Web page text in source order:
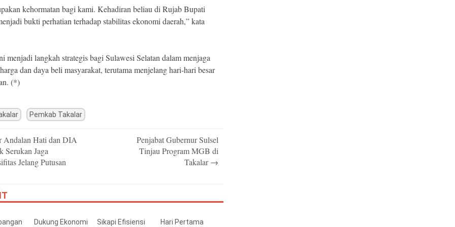
kehormatan bagi kami. Kehadiran beliau di Rujab Bupati
bukti perhatian terhadap stabilitas ekonomi daerah,” kata
menjadi langkah strategis bagi Sulawesi Selatan dalam menjaga
dan daya beli masyarakat, terutama menjelang hari-hari besar
(*)
Pemkab Takalar
Andalan Hati dan DIA
Serukan Jaga
Jelang Putusan
Penjabat Gubernur Sulsel
Tinjau Program MGB di
Takalar→
Dukung Ekonomi Sikapi Efisiensi Hari Pertama